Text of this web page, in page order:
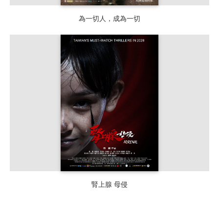
為一切人，成為一切
腎上腺 母侵